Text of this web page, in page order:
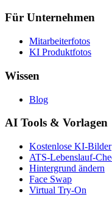
Für Unternehmen
Mitarbeiterfotos
KI Produktfotos
Wissen
Blog
AI Tools & Vorlagen
Kostenlose KI-Bilder
ATS-Lebenslauf-
Hintergrund ändern
Face Swap
Virtual Try-On